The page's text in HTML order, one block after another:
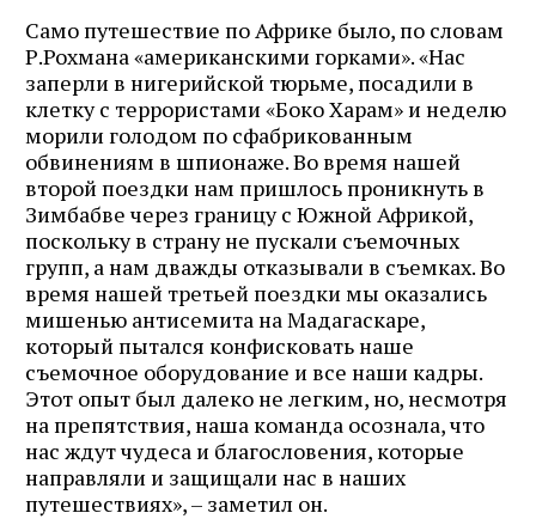
Само путешествие по Африке было, по словам
Р.Рохмана «американскими горками». «Нас
заперли в нигерийской тюрьме, посадили в
клетку с террористами «Боко Харам» и неделю
морили голодом по сфабрикованным
обвинениям в шпионаже. Во время нашей
второй поездки нам пришлось проникнуть в
Зимбабве через границу с Южной Африкой,
поскольку в страну не пускали съемочных
групп, а нам дважды отказывали в съемках. Во
время нашей третьей поездки мы оказались
мишенью антисемита на Мадагаскаре,
который пытался конфисковать наше
съемочное оборудование и все наши кадры.
Этот опыт был далеко не легким, но, несмотря
на препятствия, наша команда осознала, что
нас ждут чудеса и благословения, которые
направляли и защищали нас в наших
путешествиях», – заметил он.